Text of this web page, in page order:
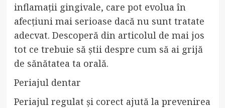
inflamații gingivale, care pot evolua în
afecțiuni mai serioase dacă nu sunt tratate
adecvat. Descoperă din articolul de mai jos
tot ce trebuie să știi despre cum să ai grijă
de sănătatea ta orală.
Periajul dentar
Periajul regulat și corect ajută la prevenirea